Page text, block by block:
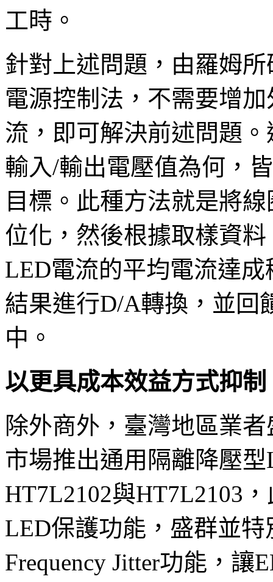
工時。
針對上述問題，由羅姆
電源控制法，不需要增
流，即可解決前述問題
輸入/輸出電壓值為何，
目標。此種方法就是將
位化，然後根據取樣資
LED電流的平均電流達
結果進行D/A轉換，並回
中。
以更具成本效益方式抑制
除外商外，臺灣地區業
市場推出通用隔離降壓
HT7L2102與HT7L2103
LED保護功能，盛群並
Frequency Jitter功能，